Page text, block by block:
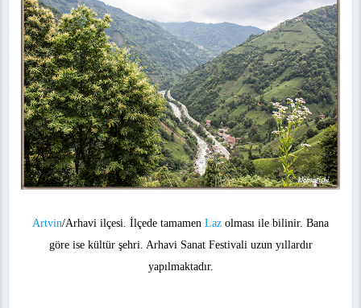
Artvin/Arhavi ilçesi. İlçede tamamen Laz olması ile bilinir. Bana
göre ise kültür şehri. Arhavi Sanat Festivali uzun yıllardır
yapılmaktadır.